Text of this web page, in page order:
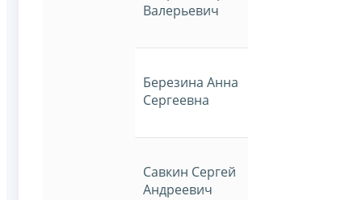
Валерьевич
Березина Анна
Сергеевна
Савкин Сергей
Андреевич